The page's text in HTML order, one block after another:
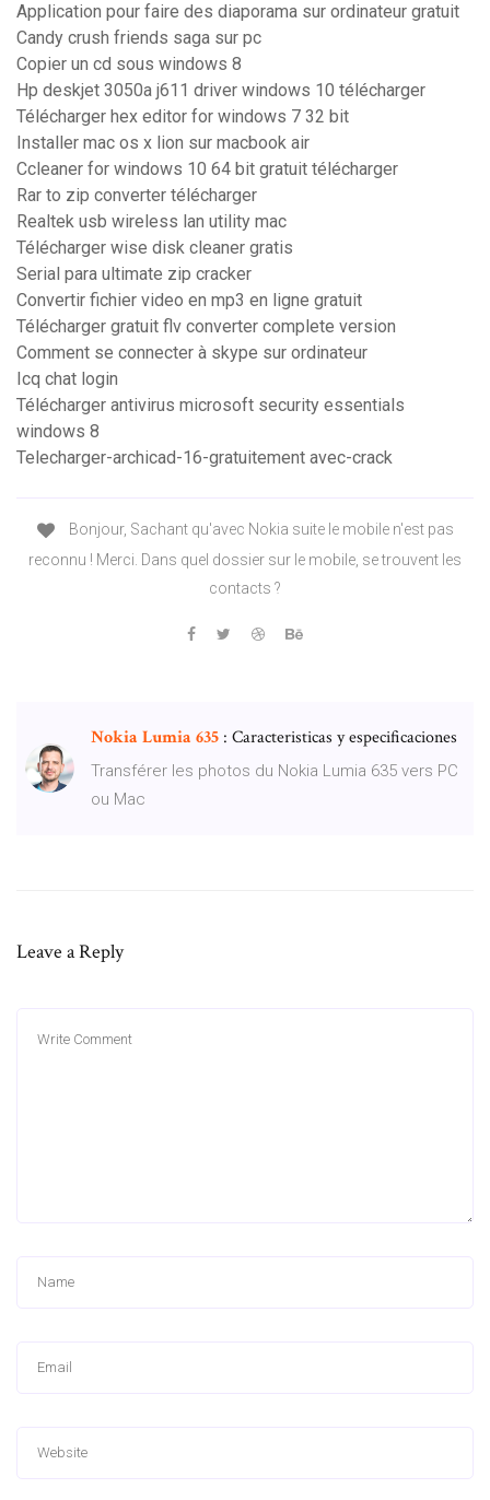
Application pour faire des diaporama sur ordinateur gratuit
Candy crush friends saga sur pc
Copier un cd sous windows 8
Hp deskjet 3050a j611 driver windows 10 télécharger
Télécharger hex editor for windows 7 32 bit
Installer mac os x lion sur macbook air
Ccleaner for windows 10 64 bit gratuit télécharger
Rar to zip converter télécharger
Realtek usb wireless lan utility mac
Télécharger wise disk cleaner gratis
Serial para ultimate zip cracker
Convertir fichier video en mp3 en ligne gratuit
Télécharger gratuit flv converter complete version
Comment se connecter à skype sur ordinateur
Icq chat login
Télécharger antivirus microsoft security essentials
windows 8
Telecharger-archicad-16-gratuitement avec-crack
Bonjour, Sachant qu'avec Nokia suite le mobile n'est pas
reconnu ! Merci. Dans quel dossier sur le mobile, se trouvent les
contacts ?
Nokia Lumia 635 : Caracteristicas y especificaciones
Transférer les photos du Nokia Lumia 635 vers PC
ou Mac
Leave a Reply